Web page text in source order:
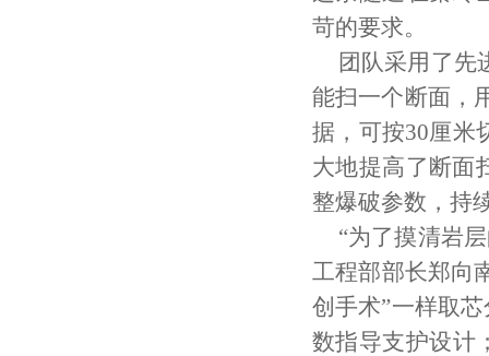
苛的要求。
团队采用了
能扫一个断面，
据，可按30厘米
大地提高了断面
整爆破参数，持
“为了摸清岩
工程部部长郑向
创手术”一样取
数指导支护设计